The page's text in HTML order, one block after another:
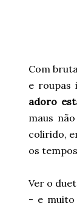
Com
e roupas
adoro
maus
colirido,
os
Ver o
- e muito